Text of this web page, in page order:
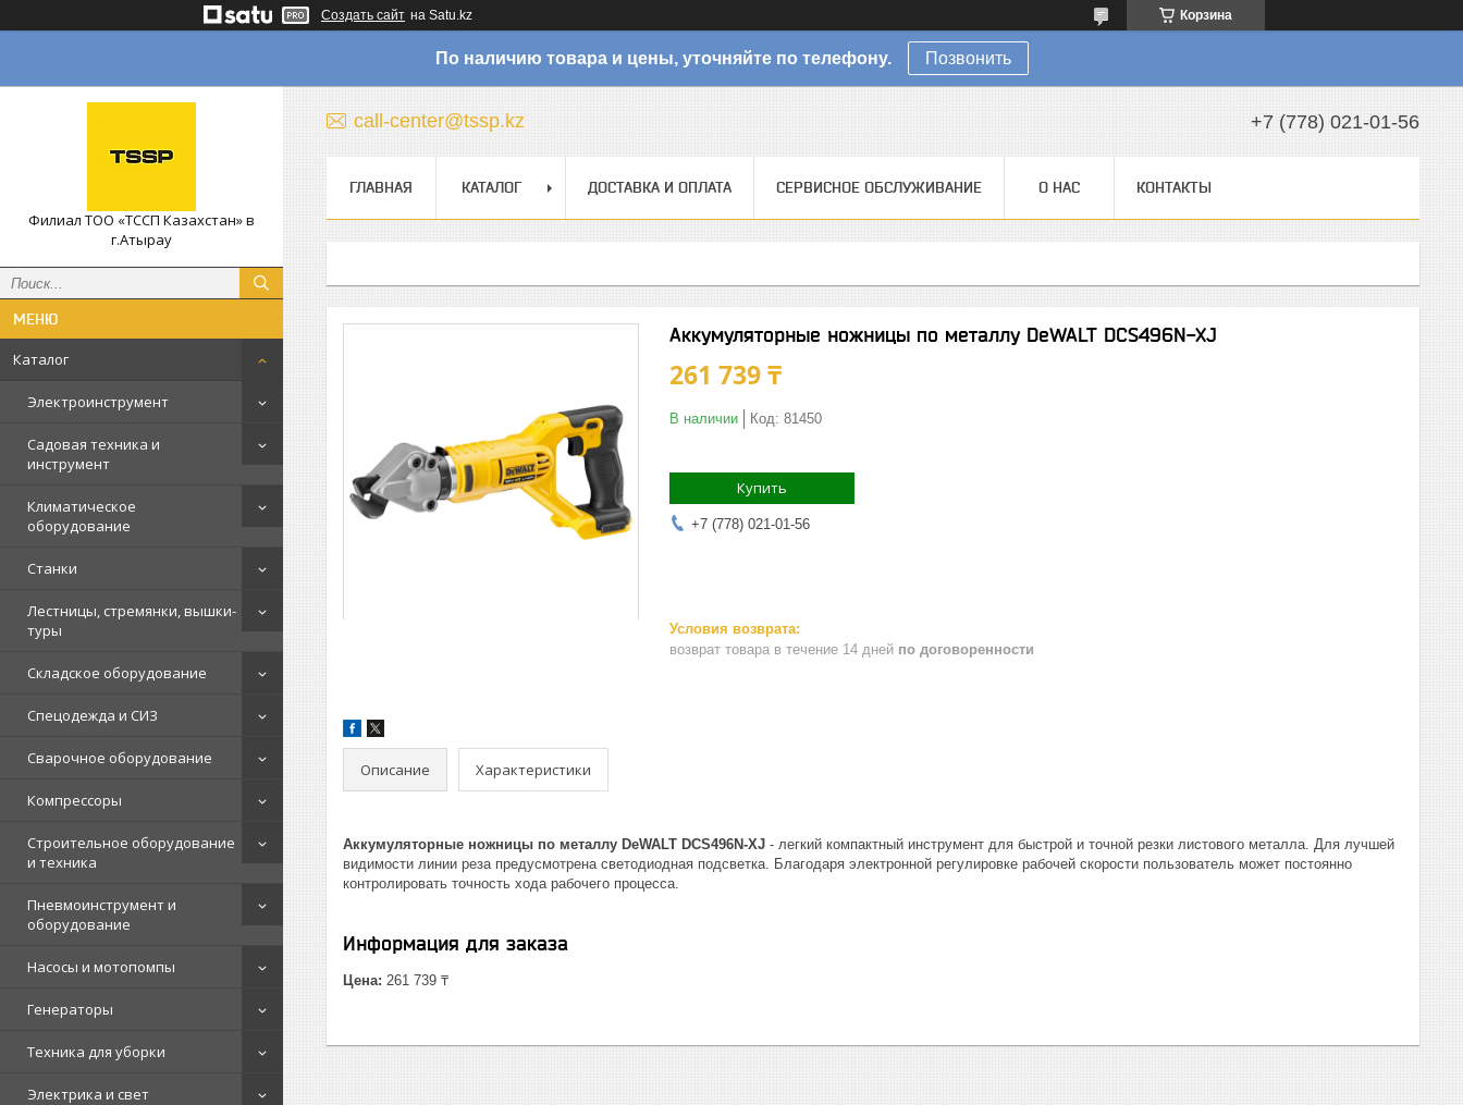
Создать сайт на Satu.kz Корзина
По наличию товара и цены, уточняйте по телефону. Позвонить
Филиал ТОО «ТССП Казахстан» в
г.Атырау
Каталог
Электроинструмент
Садовая техника и
инструмент
Климатическое
оборудование
Станки
Лестницы, стремянки, вышки-
туры
Складское оборудование
Спецодежда и СИЗ
Сварочное оборудование
Компрессоры
Строительное оборудование
и техника
Пневмоинструмент и
оборудование
Насосы и мотопомпы
Генераторы
Техника для уборки
Электрика и свет
call-center@tssp.kz +7 (778) 021-01-56
ГЛАВНАЯ КАТАЛОГ ДОСТАВКА И ОПЛАТА СЕРВИСНОЕ ОБСЛУЖИВАНИЕ О НАС КОНТАКТЫ
Аккумуляторные ножницы по металлу DeWALT DCS496N-XJ
261 739 ₸
В наличии Код: 81450
Купить
+7 (778) 021-01-56
возврат товара в течение 14 дней по договоренности
Описание Характеристики
Аккумуляторные ножницы по металлу DeWALT DCS496N-XJ - легкий компактный инструмент для быстрой и точной резки листового металла. Для лучшей
видимости линии реза предусмотрена светодиодная подсветка. Благодаря электронной регулировке рабочей скорости пользователь может постоянно
контролировать точность хода рабочего процесса.
Информация для заказа
Цена: 261 739 ₸